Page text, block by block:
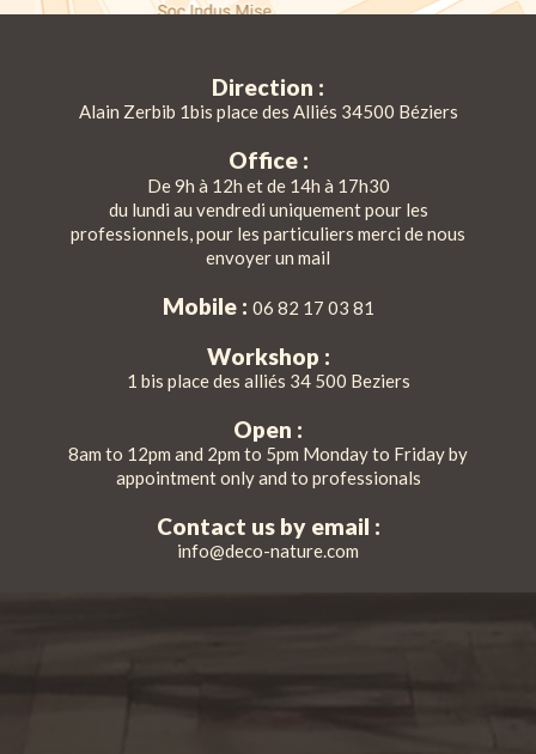
Direction :
Alain Zerbib 1bis place des Alliés 34500 Béziers
Office :
De 9h à 12h et de 14h à 17h30
du lundi au vendredi uniquement pour les
professionnels, pour les particuliers merci de nous
envoyer un mail
Mobile : 06 82 17 03 81
Workshop :
1 bis place des alliés 34 500 Beziers
Open :
8am to 12pm and 2pm to 5pm Monday to Friday by
appointment only and to professionals
Contact us by email :
info@deco-nature.com